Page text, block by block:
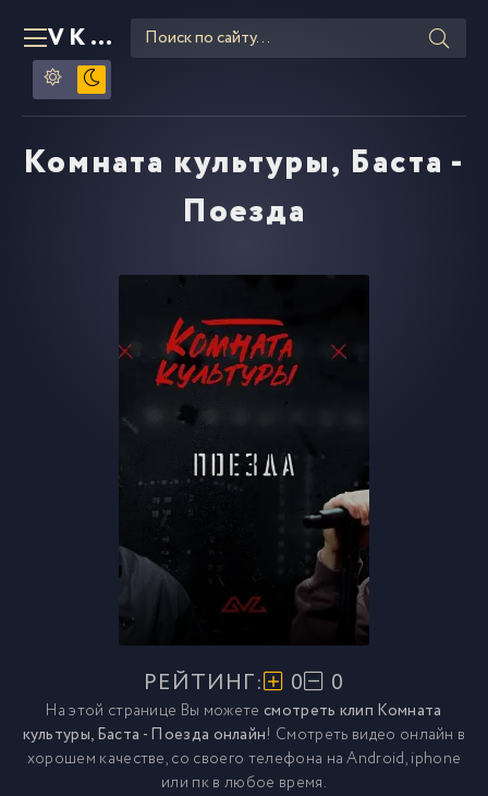
VKLIPE RU
Комната культуры, Баста -
Поезда
РЕЙТИНГ: 0 0
На этой странице Вы можете смотреть клип Комната
культуры, Баста - Поезда онлайн! Смотреть видео онлайн в
хорошем качестве, со своего телефона на Android, iphone
или пк в любое время.